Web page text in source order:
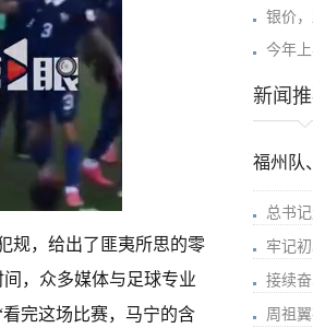
规，给出了匪夷所思的零
，众多媒体与足球专业
完这场比赛，马宁的含
银价
今年
新闻
福州队
总书
牢记
接续
周祖